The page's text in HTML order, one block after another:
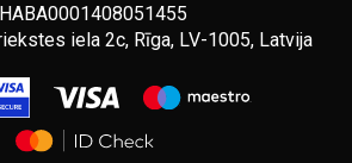
iela 2c, Rīga, LV-1005, Latvija